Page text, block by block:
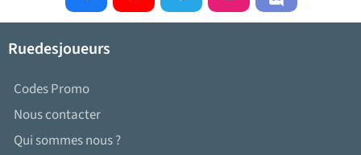
Ruedesjoueurs
Codes Promo
Nous contacter
Qui sommes nous ?